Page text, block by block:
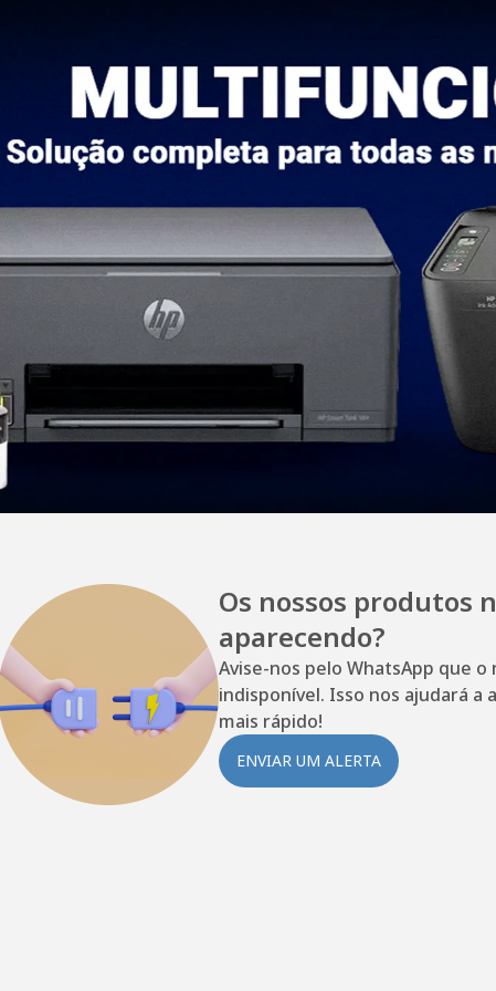
Os nossos produtos
aparecendo?
Avise-nos pelo WhatsApp que
indisponível. Isso nos ajudará a
mais rápido!
ENVIAR UM ALERTA